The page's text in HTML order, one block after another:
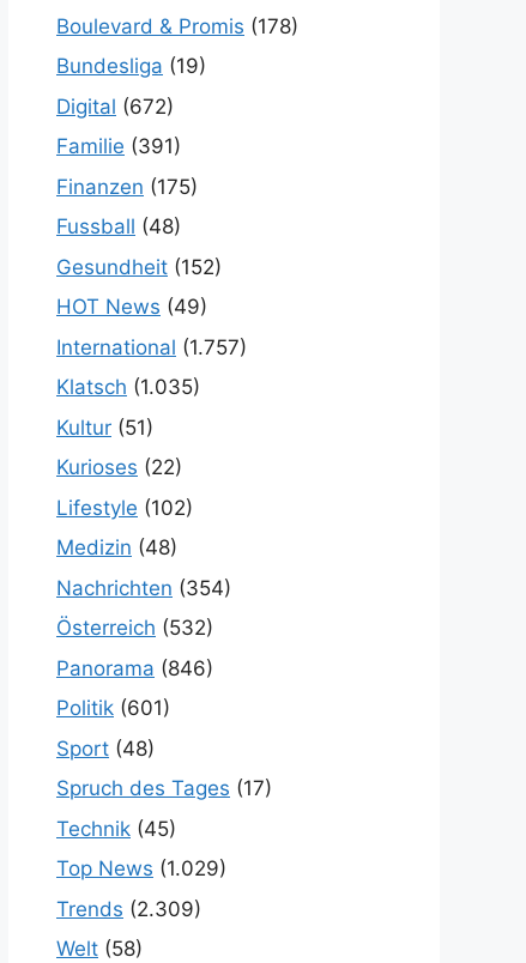
Boulevard & Promis (178)
Bundesliga (19)
Digital (672)
Familie (391)
Finanzen (175)
Fussball (48)
Gesundheit (152)
HOT News (49)
International (1.757)
Klatsch (1.035)
Kultur (51)
Kurioses (22)
Lifestyle (102)
Medizin (48)
Nachrichten (354)
Österreich (532)
Panorama (846)
Politik (601)
Sport (48)
Spruch des Tages (17)
Technik (45)
Top News (1.029)
Trends (2.309)
Welt (58)